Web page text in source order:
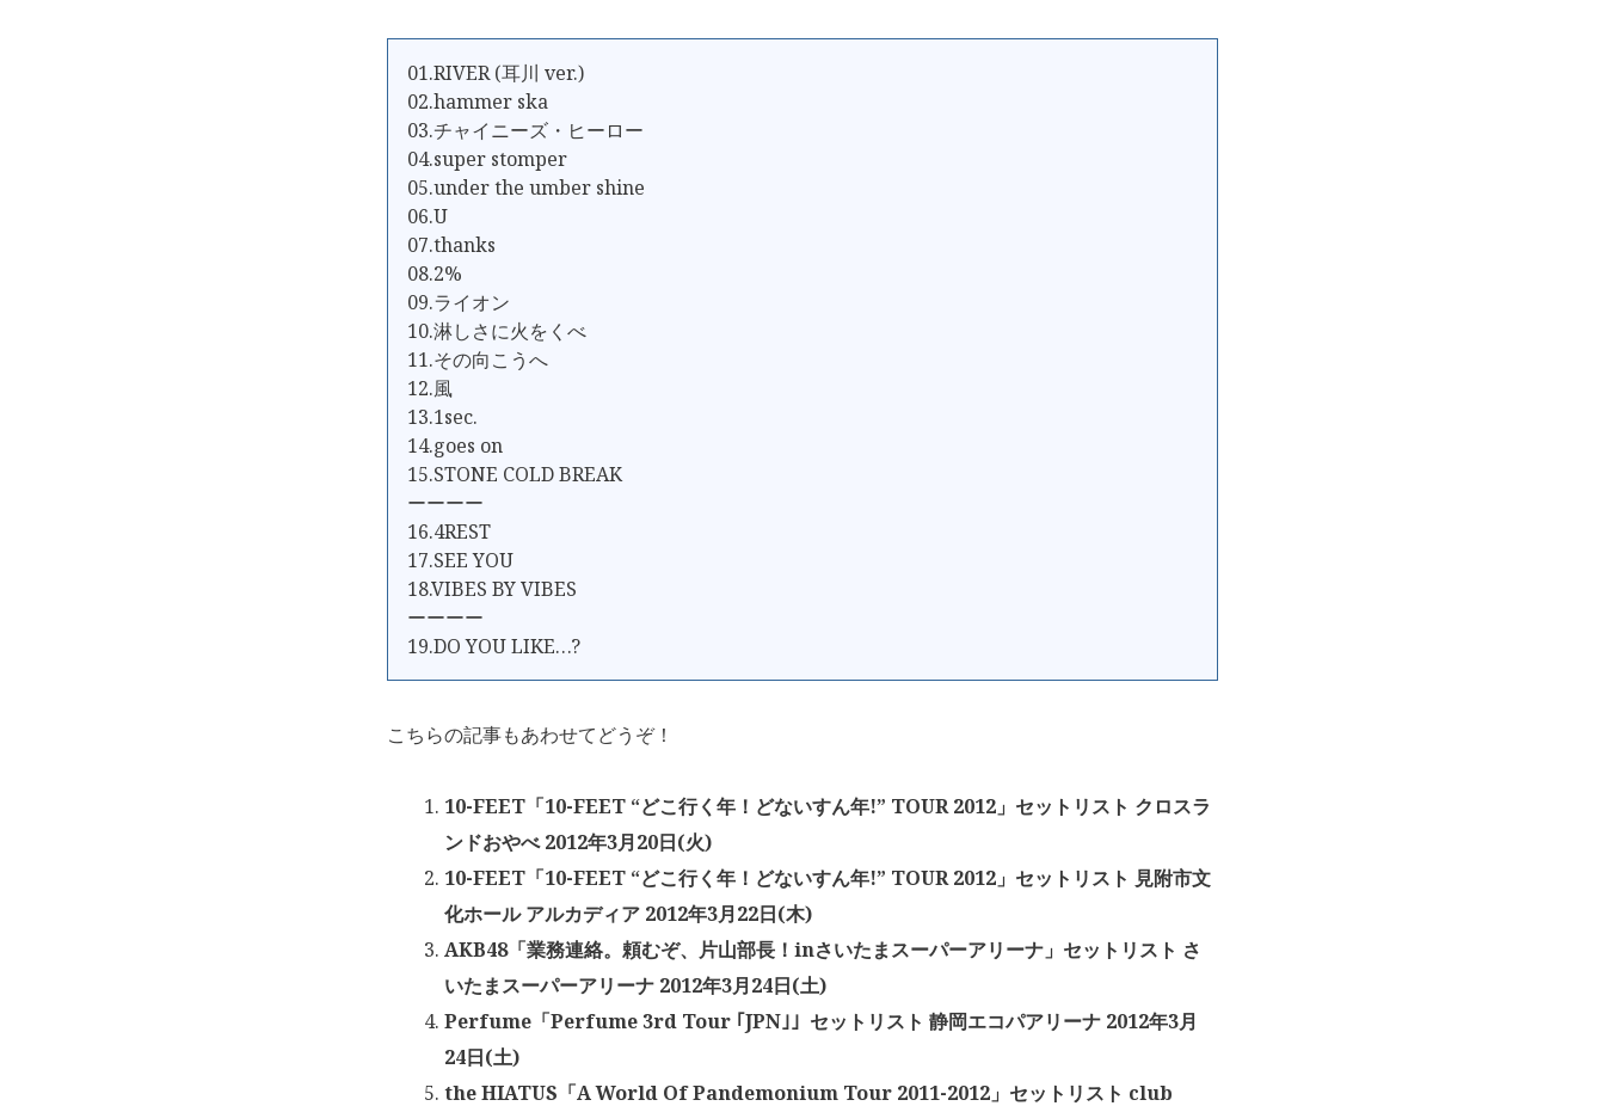
01.RIVER (耳川 ver.)
02.hammer ska
03.チャイニーズ・ヒーロー
04.super stomper
05.under the umber shine
06.U
07.thanks
08.2%
09.ライオン
10.淋しさに火をくべ
11.その向こうへ
12.風
13.1sec.
14.goes on
15.STONE COLD BREAK
ーーーー
16.4REST
17.SEE YOU
18.VIBES BY VIBES
ーーーー
19.DO YOU LIKE…?
こちらの記事もあわせてどうぞ！
10-FEET「10-FEET “どこ行く年！どないすん年!” TOUR 2012」セットリスト クロスラ
ンドおやべ 2012年3月20日(火)
10-FEET「10-FEET “どこ行く年！どないすん年!” TOUR 2012」セットリスト 見附市文
化ホール アルカディア 2012年3月22日(木)
AKB48「業務連絡。頼むぞ、片山部長！inさいたまスーパーアリーナ」セットリスト さ
いたまスーパーアリーナ 2012年3月24日(土)
Perfume「Perfume 3rd Tour ｢JPN｣」セットリスト 静岡エコパアリーナ 2012年3月
24日(土)
the HIATUS「A World Of Pandemonium Tour 2011-2012」セットリスト club